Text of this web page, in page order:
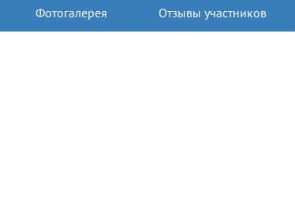
Фотогалерея Отзывы участников